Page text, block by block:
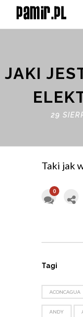
JAKI
29
Taki jak
0
Tagi
ACONCAGUA
ANDY